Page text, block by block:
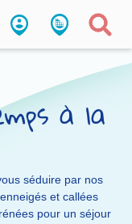
à la
séduire par nos
et callées
pour un séjour